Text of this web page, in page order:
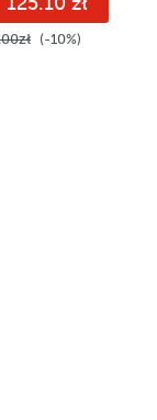
(-10%)